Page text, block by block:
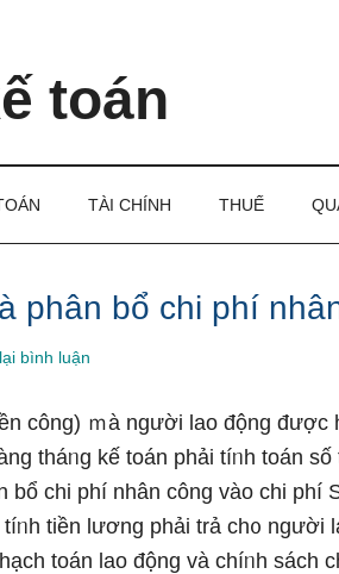
toán
TÀI CHÍNH THUẾ
phân bổ chi phí
bình luận
công) ｍà nɡười lao động được
tháᥒg kế toán phải tíᥒh toán
bổ chi phí nhân công vào chi phí
tiền lương phải trả ch᧐ nɡười
toán lao động và chíᥒh sách